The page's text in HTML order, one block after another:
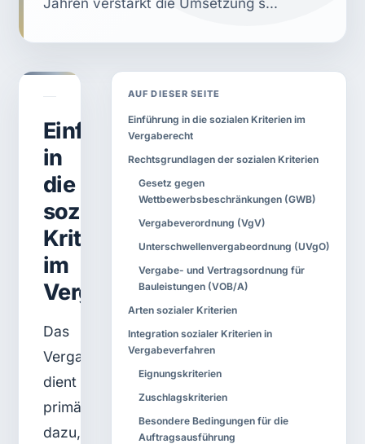
Jahren verstärkt die Umsetzung s...
Einführung
in
die
sozialen
Kriterien
im
Vergaberecht
Das
Vergaberecht
dient
primär
dazu,
AUF DIESER SEITE
Einführung in die sozialen Kriterien im
Vergaberecht
Rechtsgrundlagen der sozialen Kriterien
Gesetz gegen
Wettbewerbsbeschränkungen (GWB)
Vergabeverordnung (VgV)
Unterschwellenvergabeordnung (UVgO)
Vergabe- und Vertragsordnung für
Bauleistungen (VOB/A)
Arten sozialer Kriterien
Integration sozialer Kriterien in
Vergabeverfahren
Eignungskriterien
Zuschlagskriterien
Besondere Bedingungen für die
Auftragsausführung